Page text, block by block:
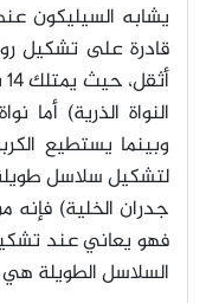
قادرة على تشكيل
وبينما يستطيع
لتشكيل سلاسل
جدران الخلية)
فهو يعاني عند
السلاسل الطويلة هي